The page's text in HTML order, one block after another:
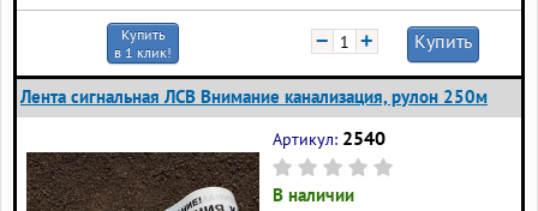
Купить
в 1 клик!
− + Купить
Лента сигнальная ЛСВ Внимание канализация, рулон 250м
Артикул: 2540
В наличии